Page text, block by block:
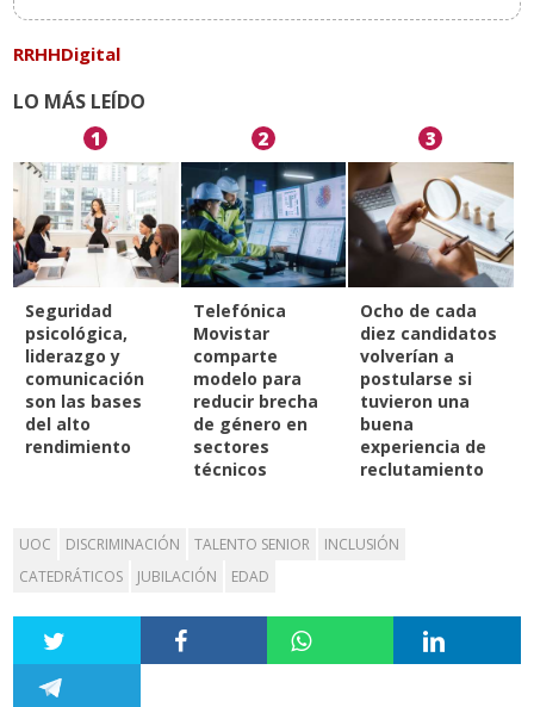
RRHHDigital
LO MÁS LEÍDO
1
Seguridad
psicológica,
liderazgo y
comunicación
son las bases
del alto
rendimiento
2
Telefónica
Movistar
comparte
modelo para
reducir brecha
de género en
sectores
técnicos
3
Ocho de cada
diez candidatos
volverían a
postularse si
tuvieron una
buena
experiencia de
reclutamiento
UOC DISCRIMINACIÓN TALENTO SENIOR
INCLUSIÓN
CATEDRÁTICOS
JUBILACIÓN EDAD